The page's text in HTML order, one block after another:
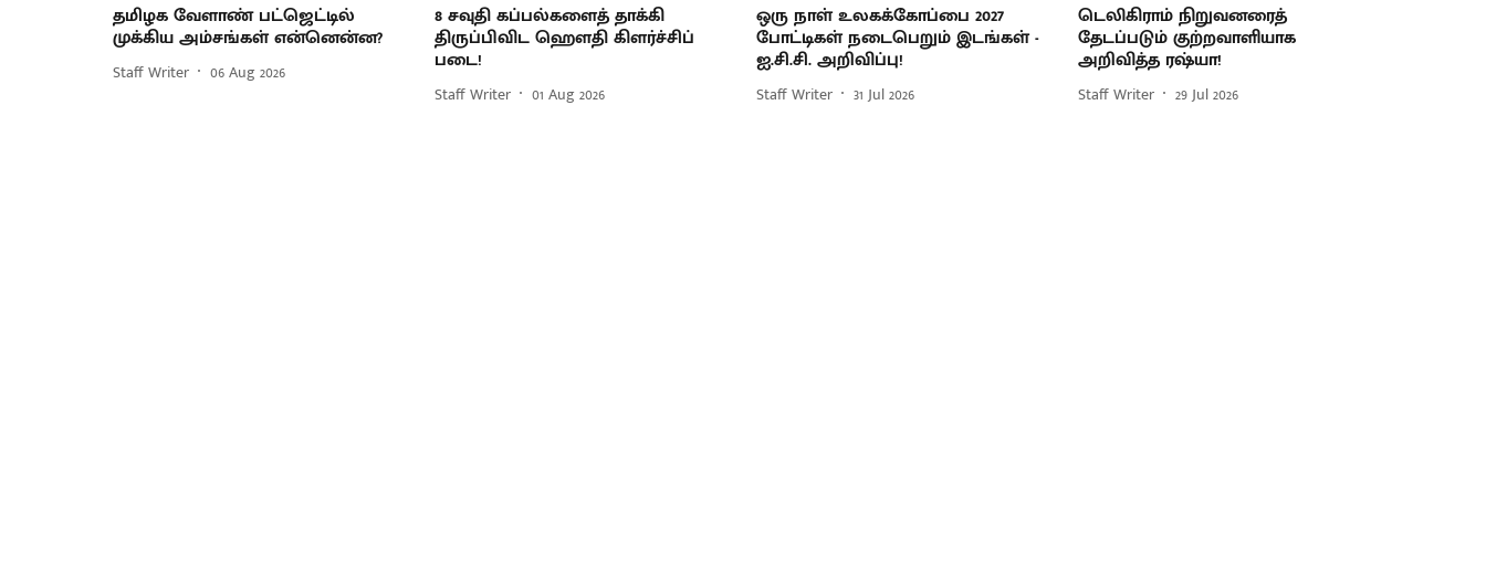
தமிழக வேளாண் பட்ஜெட்டில்
முக்கிய அம்சங்கள் என்னென்ன?
Staff Writer 06 Aug 2026
8 சவுதி கப்பல்களைத் தாக்கி
திருப்பிவிட ஹெளதி கிளர்ச்சிப்
படை!
Staff Writer 01 Aug 2026
ஒரு நாள் உலகக்கோப்பை 2027
போட்டிகள் நடைபெறும் இடங்கள் -
ஐ.சி.சி. அறிவிப்பு!
Staff Writer 31 Jul 2026
டெலிகிராம் நிறுவனரைத்
தேடப்படும் குற்றவாளியாக
அறிவித்த ரஷ்யா!
Staff Writer 29 Jul 2026